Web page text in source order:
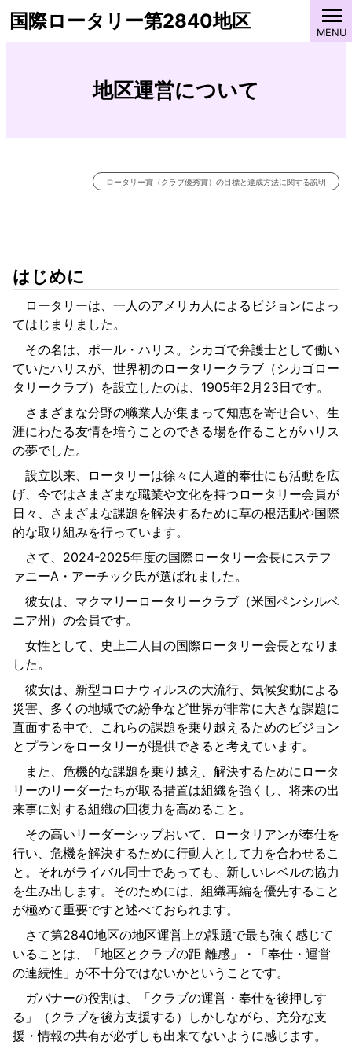
国際ロータリー第2840地区
地区運営について
ロータリー賞（クラブ優秀賞）の目標と達成方法に関する説明
はじめに
ロータリーは、一人のアメリカ人によるビジョンによっ
てはじまりました。
その名は、ポール・ハリス。シカゴで弁護士として働い
ていたハリスが、世界初のロータリークラブ（シカゴロー
タリークラブ）を設立したのは、1905年2月23日です。
さまざまな分野の職業人が集まって知恵を寄せ合い、生
涯にわたる友情を培うことのできる場を作ることがハリス
の夢でした。
設立以来、ロータリーは徐々に人道的奉仕にも活動を広
げ、今ではさまざまな職業や文化を持つロータリー会員が
日々、さまざまな課題を解決するために草の根活動や国際
的な取り組みを行っています。
さて、2024-2025年度の国際ロータリー会長にステフ
ァニーA・アーチック氏が選ばれました。
彼女は、マクマリーロータリークラブ（米国ペンシルベ
ニア州）の会員です。
女性として、史上二人目の国際ロータリー会長となりま
した。
彼女は、新型コロナウィルスの大流行、気候変動による
災害、多くの地域での紛争など世界が非常に大きな課題に
直面する中で、これらの課題を乗り越えるためのビジョン
とプランをロータリーが提供できると考えています。
また、危機的な課題を乗り越え、解決するためにロータ
リーのリーダーたちが取る措置は組織を強くし、将来の出
来事に対する組織の回復力を高めること。
その高いリーダーシップおいて、ロータリアンが奉仕を
行い、危機を解決するために行動人として力を合わせるこ
と。それがライバル同士であっても、新しいレベルの協力
を生み出します。そのためには、組織再編を優先すること
が極めて重要ですと述べておられます。
さて第2840地区の地区運営上の課題で最も強く感じて
いることは、「地区とクラブの距 離感」・「奉仕・運営
の連続性」が不十分ではないかということです。
ガバナーの役割は、「クラブの運営・奉仕を後押しす
る」（クラブを後方支援する）しかしながら、充分な支
援・情報の共有が必ずしも出来てないように感じます。